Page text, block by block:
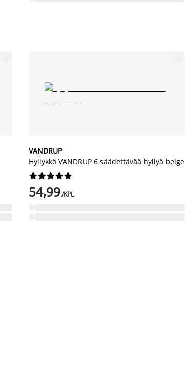
VANDRUP
Hyllykkö VANDRUP 6 säädettävää hyllyä beige






54,99/KPL